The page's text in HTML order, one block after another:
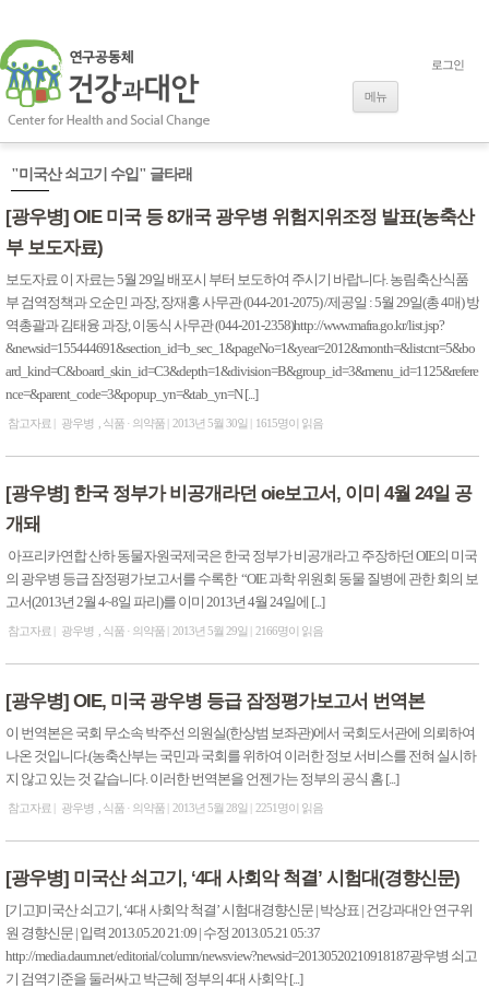
메뉴
로그인
"미국산 쇠고기 수입" 글타래
[광우병] OIE 미국 등 8개국 광우병 위험지위조정 발표(농축산
부 보도자료)
보도자료 이 자료는 5월 29일 배포시 부터 보도하여 주시기 바랍니다. 농림축산식품
부 검역정책과 오순민 과장, 장재홍 사무관 (044-201-2075) /제공일 : 5월 29일(총 4매) 방
역총괄과 김태융 과장, 이동식 사무관 (044-201-2358)http://www.mafra.go.kr/list.jsp?
&newsid=155444691&section_id=b_sec_1&pageNo=1&year=2012&month=&listcnt=5&bo
ard_kind=C&board_skin_id=C3&depth=1&division=B&group_id=3&menu_id=1125&refere
nce=&parent_code=3&popup_yn=&tab_yn=N [...]
참고자료 광우병 식품 · 의약품 2013년 5월 30일 1615명이 읽음
[광우병] 한국 정부가 비공개라던 oie보고서, 이미 4월 24일 공
개돼
아프리카연합 산하 동물자원국제국은 한국 정부가 비공개라고 주장하던 OIE의 미국
의 광우병 등급 잠정평가보고서를 수록한 “OIE 과학 위원회 동물 질병에 관한 회의 보
고서(2013년 2월 4~8일 파리)를 이미 2013년 4월 24일에 [...]
참고자료 광우병 식품 · 의약품 2013년 5월 29일 2166명이 읽음
[광우병] OIE, 미국 광우병 등급 잠정평가보고서 번역본
이 번역본은 국회 무소속 박주선 의원실(한상범 보좌관)에서 국회도서관에 의뢰하여
나온 것입니다.(농축산부는 국민과 국회를 위하여 이러한 정보 서비스를 전혀 실시하
지 않고 있는 것 같습니다. 이러한 번역본을 언젠가는 정부의 공식 홈 [...]
참고자료 광우병 식품 · 의약품 2013년 5월 28일 2251명이 읽음
[광우병] 미국산 쇠고기, ‘4대 사회악 척결’ 시험대(경향신문)
[기고]미국산 쇠고기, ‘4대 사회악 척결’ 시험대경향신문 | 박상표 | 건강과대안 연구위
원 경향신문 | 입력 2013.05.20 21:09 | 수정 2013.05.21 05:37
http://media.daum.net/editorial/column/newsview?newsid=20130520210918187광우병 쇠고
기 검역기준을 둘러싸고 박근혜 정부의 4대 사회악 [...]